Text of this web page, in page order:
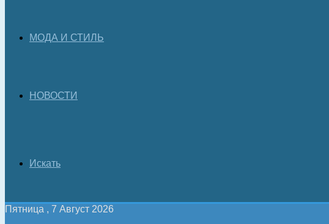
МОДА И СТИЛЬ
НОВОСТИ
Искать
Пятница , 7 Август 2026